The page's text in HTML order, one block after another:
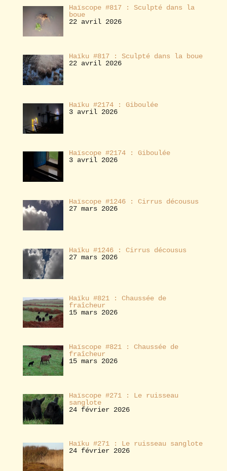
Haïscope #817 : Sculpté dans la
boue
22 avril 2026
Haïku #817 : Sculpté dans la boue
22 avril 2026
Haïku #2174 : Giboulée
3 avril 2026
Haïscope #2174 : Giboulée
3 avril 2026
Haïscope #1246 : Cirrus décousus
27 mars 2026
Haïku #1246 : Cirrus décousus
27 mars 2026
Haïku #821 : Chaussée de
fraîcheur
15 mars 2026
Haïscope #821 : Chaussée de
fraîcheur
15 mars 2026
Haïscope #271 : Le ruisseau
sanglote
24 février 2026
Haïku #271 : Le ruisseau sanglote
24 février 2026